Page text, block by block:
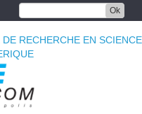
Ok
RECHERCHE EN